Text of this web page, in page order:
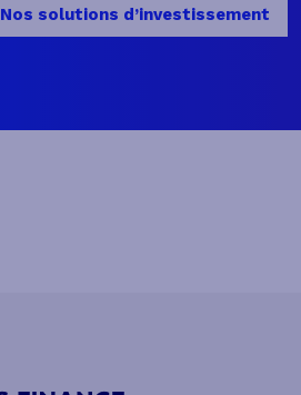
Nos solutions d’investissement